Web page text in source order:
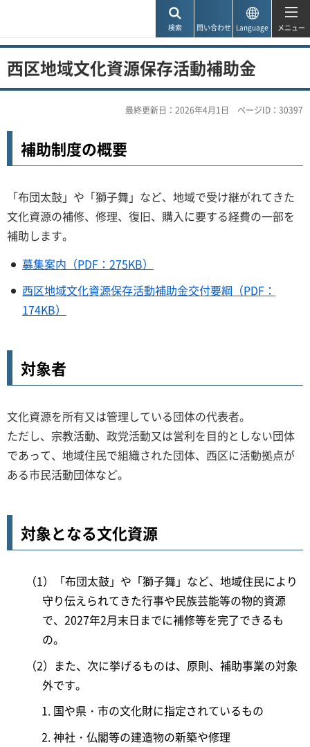
検索 問い合わせ Language メニュー
西区地域文化資源保存活動補助金
最終更新日：2026年4月1日 ページID：30397
補助制度の概要
「布団太鼓」や「獅子舞」など、地域で受け継がれてきた
文化資源の補修、修理、復旧、購入に要する経費の一部を
補助します。
募集案内（PDF：275KB）
西区地域文化資源保存活動補助金交付要綱（PDF：
174KB）
対象者
文化資源を所有又は管理している団体の代表者。
ただし、宗教活動、政党活動又は営利を目的としない団体
であって、地域住民で組織された団体、西区に活動拠点が
ある市民活動団体など。
対象となる文化資源
（1）「布団太鼓」や「獅子舞」など、地域住民により
守り伝えられてきた行事や民族芸能等の物的資源
で、2027年2月末日までに補修等を完了できるも
の。
（2）また、次に挙げるものは、原則、補助事業の対象
外です。
国や県・市の文化財に指定されているもの
神社・仏閣等の建造物の新築や修理